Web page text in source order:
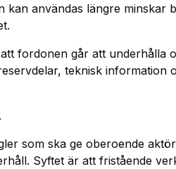
kan användas längre minskar
fordonen går att underhålla
teknisk
som ska ge oberoende
Syftet är att fristående